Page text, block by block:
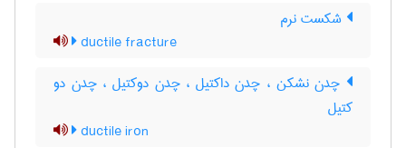
شکست نرم
ductile fracture
چدن نشکن ، چدن داکتیل ، چدن دوکتیل ، چدن دو
کتیل
ductile iron